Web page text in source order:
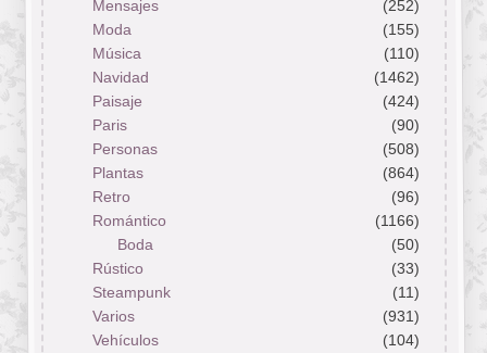
Mensajes
(252)
Moda
(155)
Música
(110)
Navidad
(1462)
Paisaje
(424)
Paris
(90)
Personas
(508)
Plantas
(864)
Retro
(96)
Romántico
(1166)
Boda
(50)
Rústico
(33)
Steampunk
(11)
Varios
(931)
Vehículos
(104)